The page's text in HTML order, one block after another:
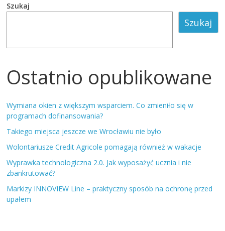
Szukaj
Szukaj
Ostatnio opublikowane
Wymiana okien z większym wsparciem. Co zmieniło się w
programach dofinansowania?
Takiego miejsca jeszcze we Wrocławiu nie było
Wolontariusze Credit Agricole pomagają również w wakacje
Wyprawka technologiczna 2.0. Jak wyposażyć ucznia i nie
zbankrutować?
Markizy INNOVIEW Line – praktyczny sposób na ochronę przed
upałem